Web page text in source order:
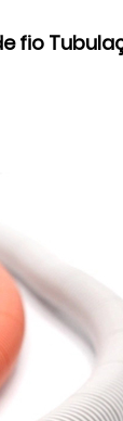
fio